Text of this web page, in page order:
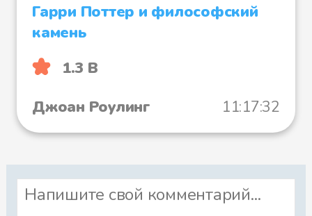
Файл 35
Файл 36
Гарри Поттер и философский
камень
1.3 B
Джоан Роулинг
11:17:32